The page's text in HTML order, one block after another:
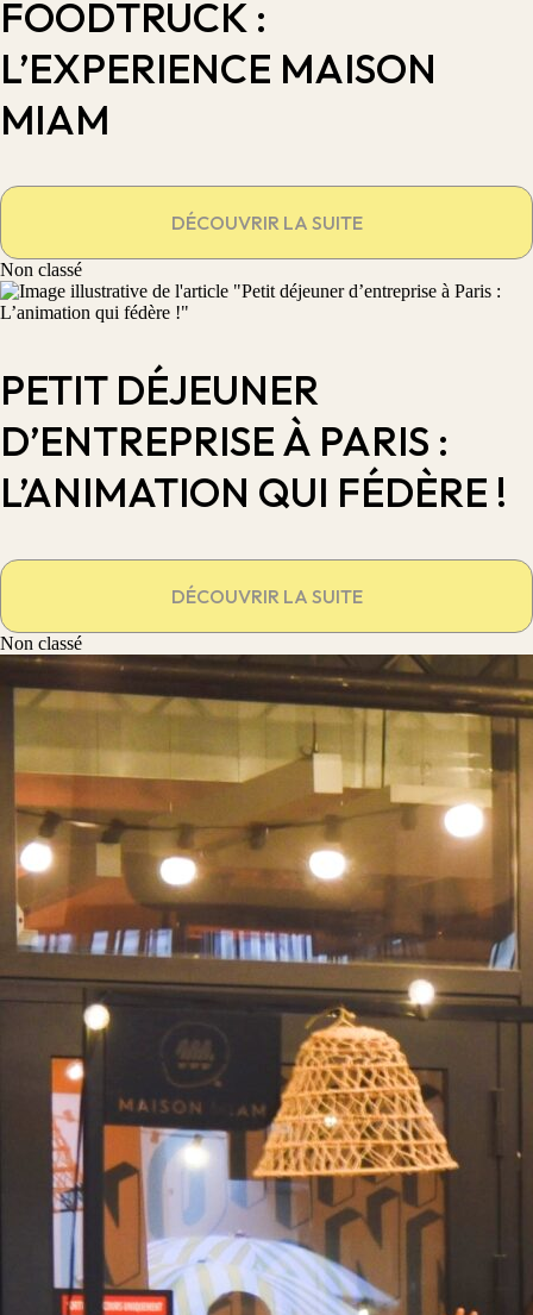
FOODTRUCK :
L’EXPERIENCE MAISON
MIAM
DÉCOUVRIR LA SUITE
Non classé
PETIT DÉJEUNER
D’ENTREPRISE À PARIS :
L’ANIMATION QUI FÉDÈRE !
DÉCOUVRIR LA SUITE
Non classé